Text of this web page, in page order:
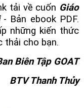
tải về cuốn Giáo
- Bản ebook PDF.
những kiến thức
thải cho bạn.
Biên Tập GOAT
BTV Thanh Thủy